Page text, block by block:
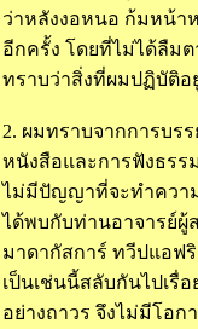
ว่าหลังงอหนอ ก้มหน้า
อีกครั้ง โดยที่ไม่ได้ลืม
ทราบว่าสิ่งที่ผมปฏิบัติ
2. ผมทราบจากการบร
หนังสือและการฟังธรร
ไม่มีปัญญาที่จะทำความ
ได้พบกับท่านอาจารย์ผู้
มาดากัสการ์ ทวีปแอฟ
เป็นเช่นนี้สลับกันไปเรื่
อย่างถาวร จึงไม่มีโอก